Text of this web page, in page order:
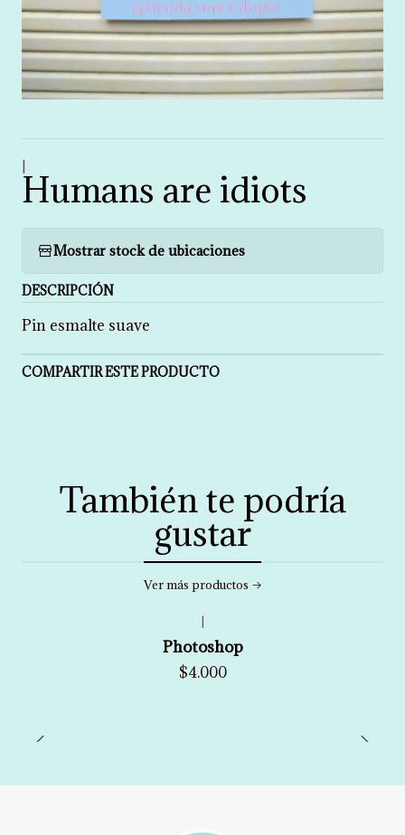
Humans are idiots
Mostrar stock de ubicaciones
DESCRIPCIÓN
Pin esmalte suave
COMPARTIR ESTE PRODUCTO
También te podría
gustar
Ver más productos
Photoshop
$4.000